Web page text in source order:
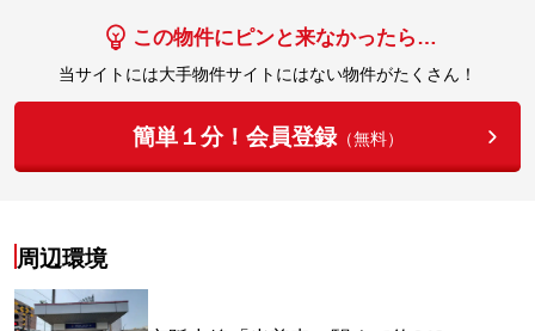
この物件にピンと来なかったら…
当サイトには大手物件サイトにはない物件がたくさん！
簡単１分！会員登録（無料）
周辺環境